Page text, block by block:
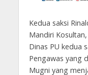
Kedua saksi
Mandiri
Dinas PU kedua
Pengawas yang
Mugni yang